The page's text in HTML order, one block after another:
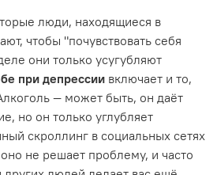
люди, находящиеся в
чтобы "почувствовать себя
они только усугубляют
при депрессии включает и то,
— может быть, он даёт
но он только углубляет
скроллинг в социальных сетях
не решает проблему, и часто